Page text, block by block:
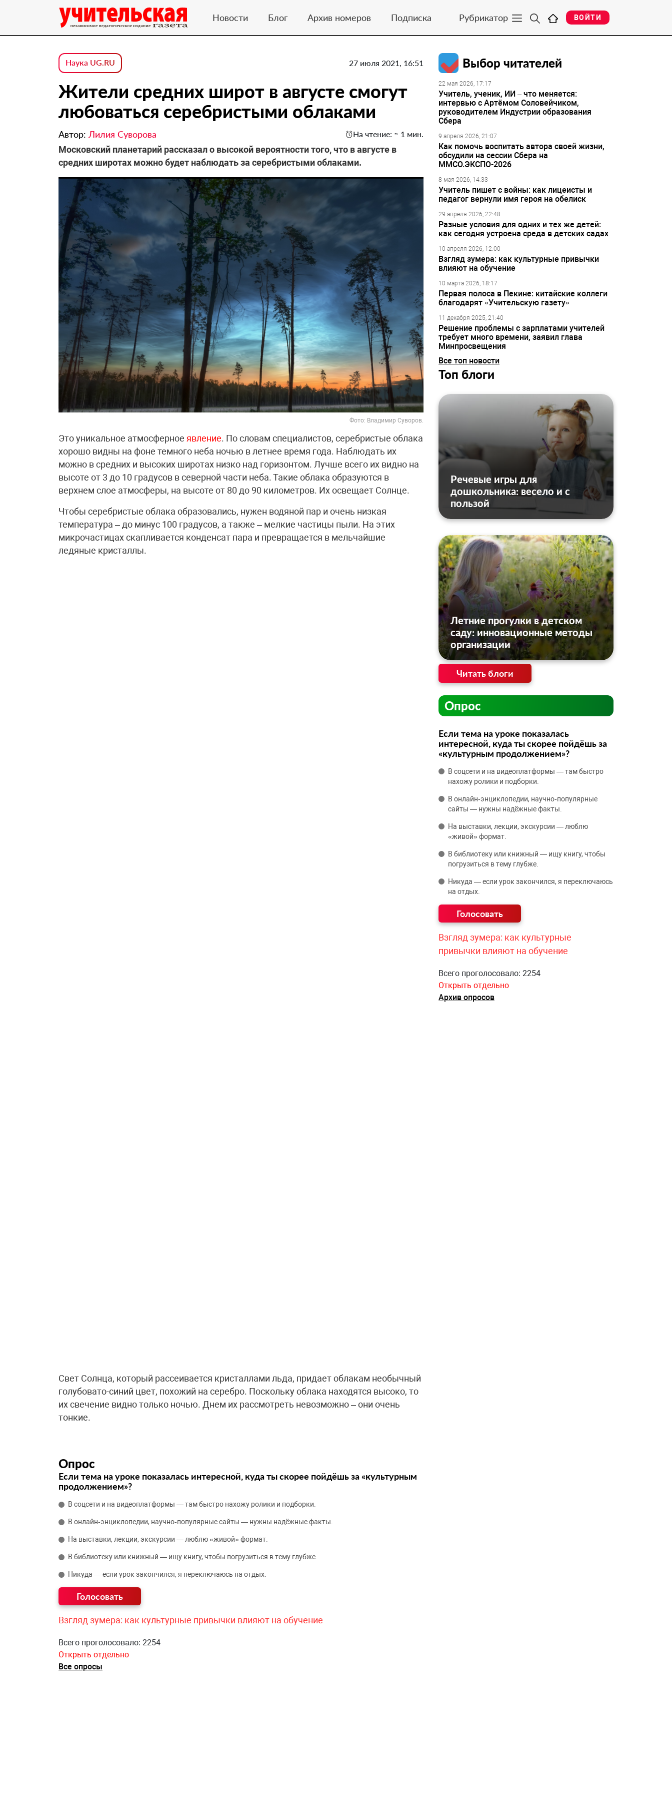
Новости Блог Архив номеров Подписка Рубрикатор ВОЙТИ
Наука UG.RU 27 июля 2021, 16:51
Жители средних широт в августе смогут
любоваться серебристыми облаками
Автор: Лилия Суворова На чтение: ≈ 1 мин.
Московский планетарий рассказал о высокой вероятности того, что в августе в
средних широтах можно будет наблюдать за серебристыми облаками.
Фото: Владимир Суворов.
Это уникальное атмосферное явление. По словам специалистов, серебристые облака
хорошо видны на фоне темного неба ночью в летнее время года. Наблюдать их
можно в средних и высоких широтах низко над горизонтом. Лучше всего их видно на
высоте от 3 до 10 градусов в северной части неба. Такие облака образуются в
верхнем слое атмосферы, на высоте от 80 до 90 километров. Их освещает Солнце.
Чтобы серебристые облака образовались, нужен водяной пар и очень низкая
температура – до минус 100 градусов, а также – мелкие частицы пыли. На этих
микрочастицах скапливается конденсат пара и превращается в мельчайшие
ледяные кристаллы.
Свет Солнца, который рассеивается кристаллами льда, придает облакам необычный
голубовато-синий цвет, похожий на серебро. Поскольку облака находятся высоко, то
их свечение видно только ночью. Днем их рассмотреть невозможно – они очень
тонкие.
Опрос
Если тема на уроке показалась интересной, куда ты скорее пойдёшь за «культурным
продолжением»?
В соцсети и на видеоплатформы — там быстро нахожу ролики и подборки.
В онлайн‑энциклопедии, научно‑популярные сайты — нужны надёжные факты.
На выставки, лекции, экскурсии — люблю «живой» формат.
В библиотеку или книжный — ищу книгу, чтобы погрузиться в тему глубже.
Никуда — если урок закончился, я переключаюсь на отдых.
Взгляд зумера: как культурные привычки влияют на обучение
Всего проголосовало: 2254
Открыть отдельно
Все опросы
Выбор читателей
22 мая 2026, 17:17
Учитель, ученик, ИИ – что меняется:
интервью с Артёмом Соловейчиком,
руководителем Индустрии образования
Сбера
9 апреля 2026, 21:07
Как помочь воспитать автора своей жизни,
обсудили на сессии Сбера на
ММСО.ЭКСПО-2026
8 мая 2026, 14:33
Учитель пишет с войны: как лицеисты и
педагог вернули имя героя на обелиск
29 апреля 2026, 22:48
Разные условия для одних и тех же детей:
как сегодня устроена среда в детских садах
10 апреля 2026, 12:00
Взгляд зумера: как культурные привычки
влияют на обучение
10 марта 2026, 18:17
Первая полоса в Пекине: китайские коллеги
благодарят «Учительскую газету»
11 декабря 2025, 21:40
Решение проблемы с зарплатами учителей
требует много времени, заявил глава
Минпросвещения
Все топ новости
Топ блоги
Речевые игры для
дошкольника: весело и с
пользой
Летние прогулки в детском
саду: инновационные методы
организации
Читать блоги
Опрос
Если тема на уроке показалась
интересной, куда ты скорее пойдёшь за
«культурным продолжением»?
В соцсети и на видеоплатформы — там быстро
нахожу ролики и подборки.
В онлайн‑энциклопедии, научно‑популярные
сайты — нужны надёжные факты.
На выставки, лекции, экскурсии — люблю
«живой» формат.
В библиотеку или книжный — ищу книгу, чтобы
погрузиться в тему глубже.
Никуда — если урок закончился, я переключаюсь
на отдых.
Взгляд зумера: как культурные
привычки влияют на обучение
Всего проголосовало: 2254
Открыть отдельно
Архив опросов